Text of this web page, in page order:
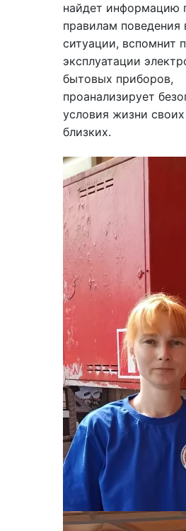
найдет информацию
правилам поведения
ситуации, вспомнит
эксплуатации
бытовых приборов,
проанализирует
условия жизни
близких.